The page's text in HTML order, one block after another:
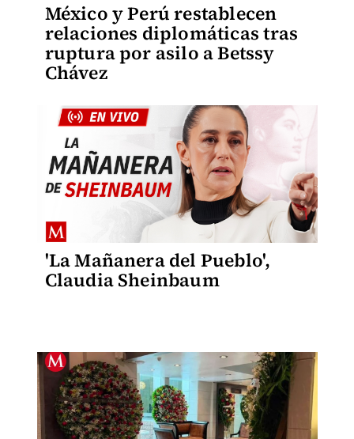
México y Perú restablecen
relaciones diplomáticas tras
ruptura por asilo a Betssy
Chávez
'La Mañanera del Pueblo',
Claudia Sheinbaum